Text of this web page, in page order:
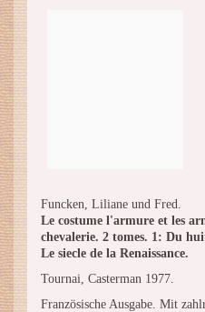
Funcken, Liliane und Fred.
Le costume l'armure et les
chevalerie. 2 tomes. 1: Du
Le siecle de la Renaissance.
Tournai, Casterman 1977.
Französische Ausgabe. Mit